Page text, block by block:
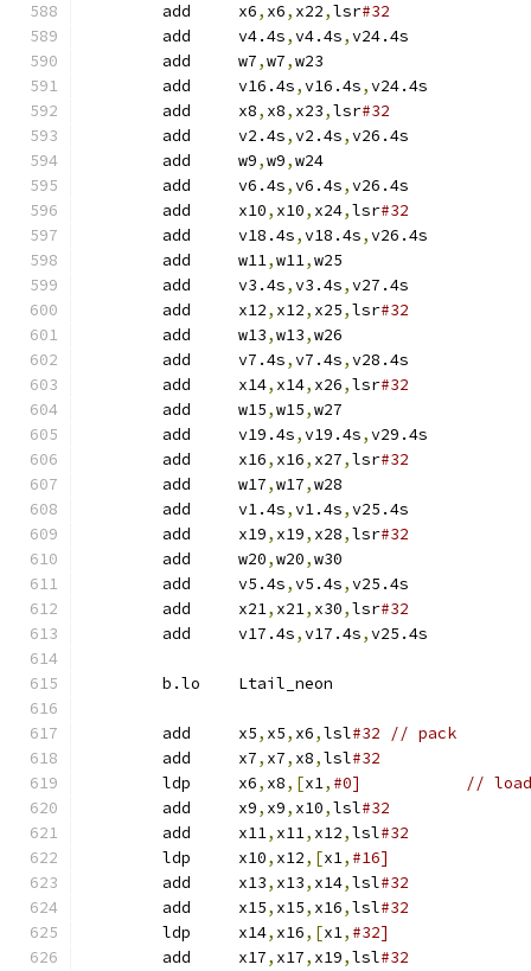
	add	x6
, x6, x22,lsr#32
	add	v4.4s
,v4.4s,v24.4s
	add	w7
,w7,w23
	add	v16.4s
,v16.4s,v24.4s
	add	x8
, x8, x23,lsr#32
	add	v2.4s
,v2.4s,v26.4s
	add	w9
,w9,w24
	add	v6.4s
,v6.4s,v26.4s
	add	x10
, x10, x24,lsr#32
	add	v18.4s
,v18.4s,v26.4s
	add	w11
,w11,w25
	add	v3.4s
,v3.4s,v27.4s
	add	x12
, x12, x25,lsr#32
	add	w13
,w13,w26
	add	v7.4s
,v7.4s,v28.4s
	add	x14
, x14, x26,lsr#32
	add	w15
,w15,w27
	add	v19.4s
,v19.4s,v29.4s
	add	x16
, x16, x27,lsr#32
	add	w17
,w17,w28
	add	v1.4s
,v1.4s,v25.4s
	add	x19
, x19, x28,lsr#32
	add	w20
,w20,w30
	add	v5.4s
,v5.4s,v25.4s
	add	x21
, x21, x30,lsr#32
	add	v17.4s
,v17.4s,v25.4s
	b.lo	Ltail_neon
	add	x5
, x5, x6,lsl
#32	// pack
	add	x7
, x7, x8,lsl#32
	ldp	x6
, x8,[x1,
#0]		//
	add	x9
, x9, x10,lsl#32
	add	x11
, x11, x12,lsl#32
	ldp	x10
, x12,[x1, #16]
	add	x13
, x13, x14,lsl#32
	add	x15
, x15, x16,lsl#32
	ldp	x14
, x16,[x1, #32]
	add	x17
, x17, x19,lsl#32